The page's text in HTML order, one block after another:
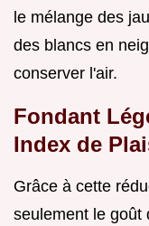
le mélange des
des blancs en
conserver l'air.
Fondant
Index de
Grâce à cette
seulement le goût